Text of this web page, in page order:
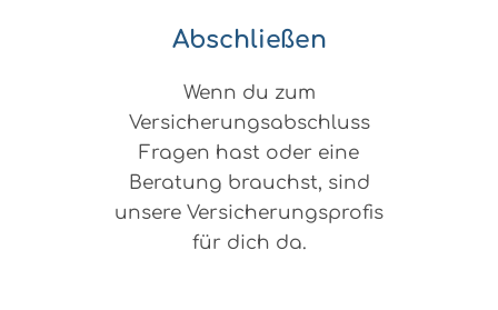
Abschließen
Wenn du zum
Versicherungsabschluss
Fragen hast oder eine
Beratung brauchst, sind
unsere Versicherungsprofis
für dich da.